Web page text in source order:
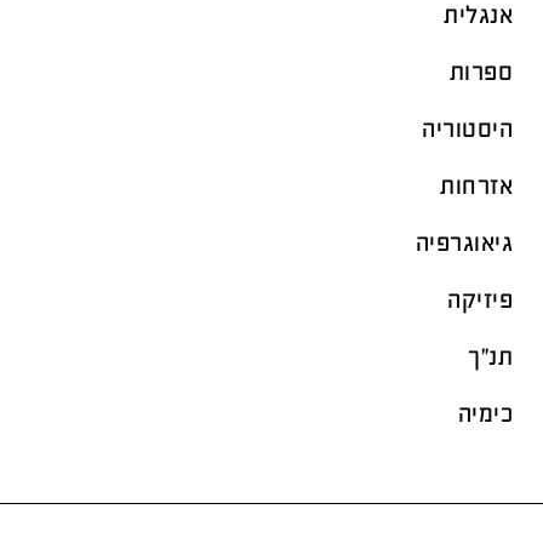
אנגלית
ספרות
היסטוריה
אזרחות
גיאוגרפיה
פיזיקה
תנ"ך
כימיה